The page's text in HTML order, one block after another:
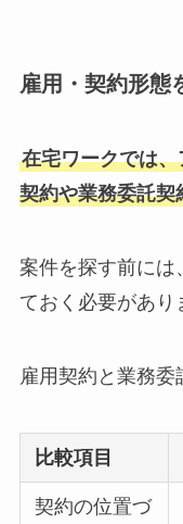
雇用・契約形態
在宅ワークでは
契約や業務委託契
案件を探す前には
ておく必要があり
雇用契約と業務委
比較項目
契約の位置づ